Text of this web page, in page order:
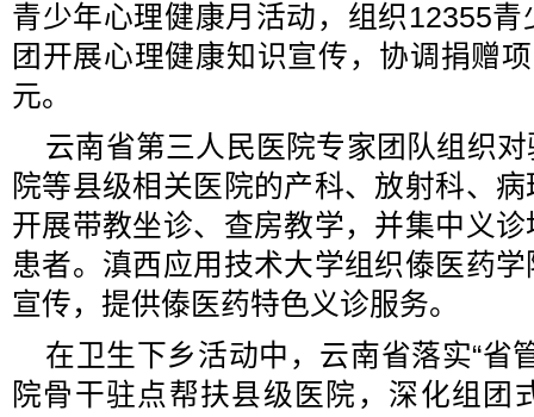
青少年心理健康月活动，组织12355
团开展心理健康知识宣传，协调捐赠
元。
云南省第三人民医院专家团队组织
院等县级相关医院的产科、放射科、
开展带教坐诊、查房教学，并集中义
患者。滇西应用技术大学组织傣医药
宣传，提供傣医药特色义诊服务。
在卫生下乡活动中，云南省落实“省
院骨干驻点帮扶县级医院，深化组团